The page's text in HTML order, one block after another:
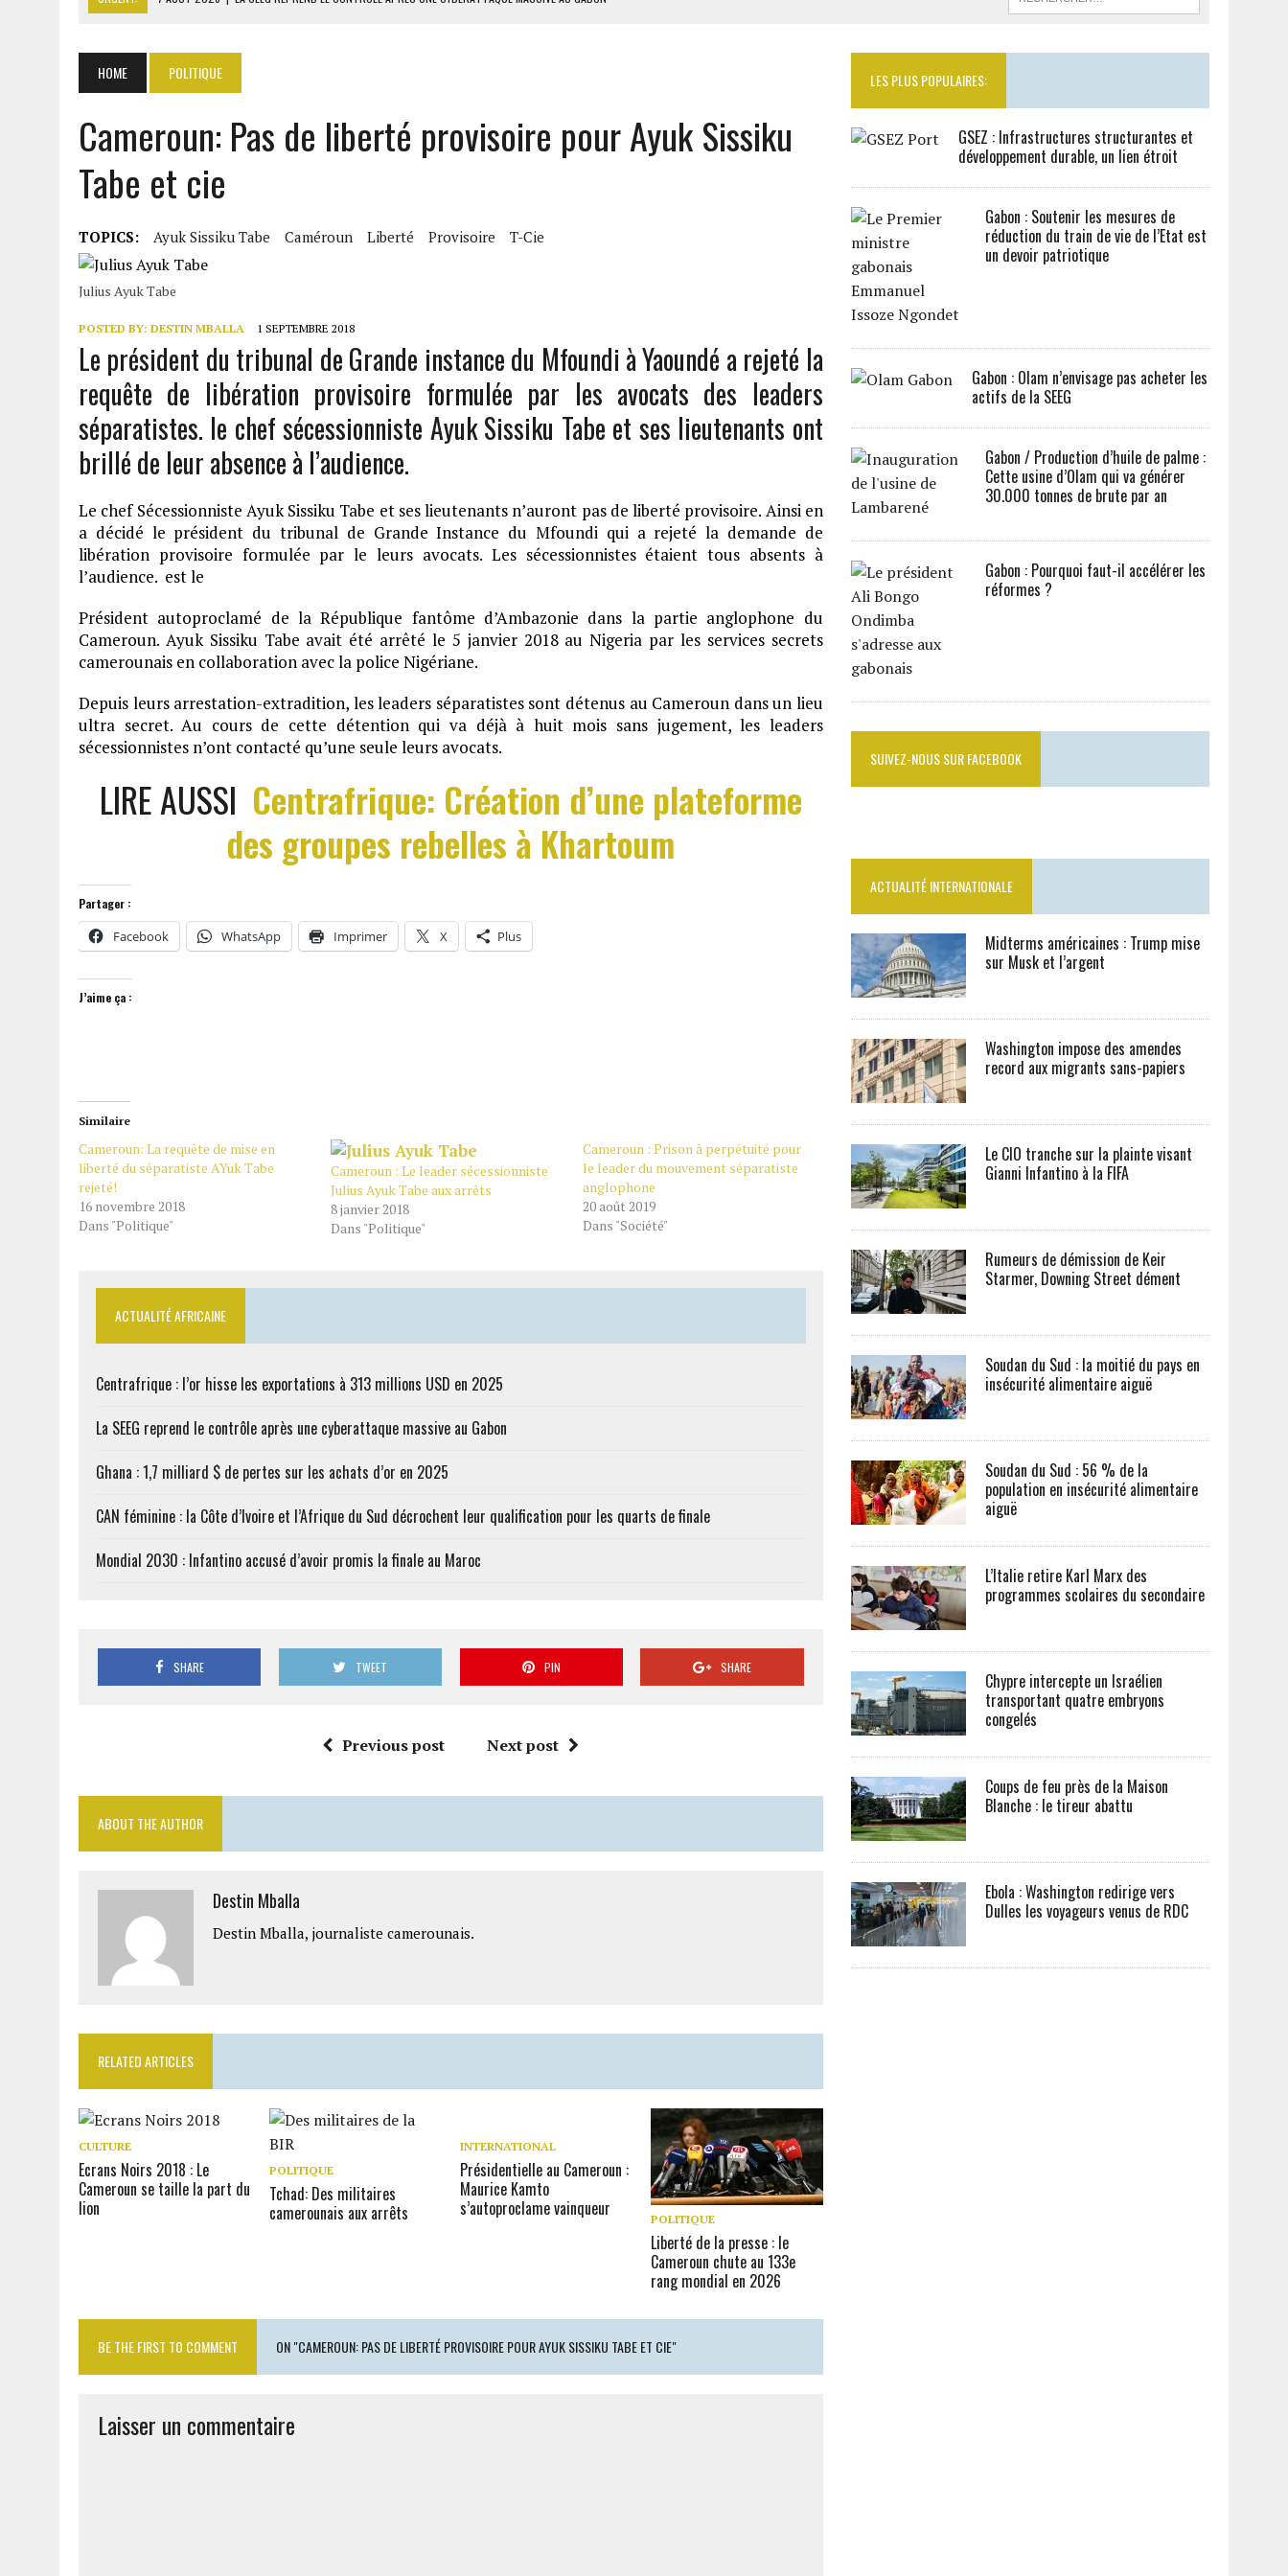
6 AOÛT 2026 | MONDIAL 2030 : INFANTINO ACCUSÉ D’AVOIR PROMIS LA FINALE AU MAROC
CENTRAFRIQUE : L’OR HISSE LES EXPORTATIONS À 313 MILLIONS USD EN 2025
HOME POLITIQUE
Cameroun: Pas de liberté provisoire pour Ayuk Sissiku
Tabe et cie
TOPICS: Ayuk Sissiku Tabe Caméroun Liberté Provisoire T-Cie
Julius Ayuk Tabe
POSTED BY: DESTIN MBALLA 1 SEPTEMBRE 2018
Le président du tribunal de Grande instance du Mfoundi à Yaoundé a rejeté la
requête de libération provisoire formulée par les avocats des leaders
séparatistes. le chef sécessionniste Ayuk Sissiku Tabe et ses lieutenants ont
brillé de leur absence à l’audience.
Le chef Sécessionniste Ayuk Sissiku Tabe et ses lieutenants n’auront pas de liberté provisoire. Ainsi en
a décidé le président du tribunal de Grande Instance du Mfoundi qui a rejeté la demande de
libération provisoire formulée par le leurs avocats. Les sécessionnistes étaient tous absents à
l’audience. est le
Président autoproclamé de la République fantôme d’Ambazonie dans la partie anglophone du
Cameroun. Ayuk Sissiku Tabe avait été arrêté le 5 janvier 2018 au Nigeria par les services secrets
camerounais en collaboration avec la police Nigériane.
Depuis leurs arrestation-extradition, les leaders séparatistes sont détenus au Cameroun dans un lieu
ultra secret. Au cours de cette détention qui va déjà à huit mois sans jugement, les leaders
sécessionnistes n’ont contacté qu’une seule leurs avocats.
LIRE AUSSI Centrafrique: Création d’une plateforme
des groupes rebelles à Khartoum
Partager :
Facebook WhatsApp Imprimer X Plus
J’aime ça :
Similaire
Cameroun: La requête de mise en
liberté du séparatiste AYuk Tabe
rejeté!
16 novembre 2018
Dans "Politique"
Cameroun : Le leader sécessionniste
Julius Ayuk Tabe aux arrêts
8 janvier 2018
Dans "Politique"
Cameroun : Prison à perpétuité pour
le leader du mouvement séparatiste
anglophone
20 août 2019
Dans "Société"
ACTUALITÉ AFRICAINE
Centrafrique : l’or hisse les exportations à 313 millions USD en 2025
La SEEG reprend le contrôle après une cyberattaque massive au Gabon
Ghana : 1,7 milliard $ de pertes sur les achats d’or en 2025
CAN féminine : la Côte d’Ivoire et l’Afrique du Sud décrochent leur qualification pour les quarts de finale
Mondial 2030 : Infantino accusé d’avoir promis la finale au Maroc
SHARE TWEET PIN SHARE
Previous post Next post
ABOUT THE AUTHOR
Destin Mballa
Destin Mballa, journaliste camerounais.
RELATED ARTICLES
CULTURE
Ecrans Noirs 2018 : Le
Cameroun se taille la part du
lion
POLITIQUE
Tchad: Des militaires
camerounais aux arrêts
INTERNATIONAL
Présidentielle au Cameroun :
Maurice Kamto
s’autoproclame vainqueur
POLITIQUE
Liberté de la presse : le
Cameroun chute au 133e
rang mondial en 2026
BE THE FIRST TO COMMENT ON "CAMEROUN: PAS DE LIBERTÉ PROVISOIRE POUR AYUK SISSIKU TABE ET CIE"
Laisser un commentaire
LES PLUS POPULAIRES:
GSEZ : Infrastructures structurantes et
développement durable, un lien étroit
Gabon : Soutenir les mesures de
réduction du train de vie de l’Etat est
un devoir patriotique
Gabon : Olam n’envisage pas acheter les
actifs de la SEEG
Gabon / Production d’huile de palme :
Cette usine d’Olam qui va générer
30.000 tonnes de brute par an
Gabon : Pourquoi faut-il accélérer les
réformes ?
SUIVEZ-NOUS SUR FACEBOOK
ACTUALITÉ INTERNATIONALE
Midterms américaines : Trump mise
sur Musk et l’argent
Washington impose des amendes
record aux migrants sans-papiers
Le CIO tranche sur la plainte visant
Gianni Infantino à la FIFA
Rumeurs de démission de Keir
Starmer, Downing Street dément
Soudan du Sud : la moitié du pays en
insécurité alimentaire aiguë
Soudan du Sud : 56 % de la
population en insécurité alimentaire
aiguë
L’Italie retire Karl Marx des
programmes scolaires du secondaire
Chypre intercepte un Israélien
transportant quatre embryons
congelés
Coups de feu près de la Maison
Blanche : le tireur abattu
Ebola : Washington redirige vers
Dulles les voyageurs venus de RDC